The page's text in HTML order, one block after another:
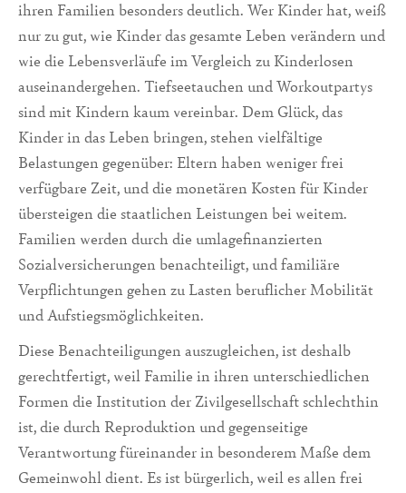
ihren Familien besonders deutlich. Wer Kinder hat, weiß
nur zu gut, wie Kinder das gesamte Leben verändern und
wie die Lebensverläufe im Vergleich zu Kinderlosen
auseinandergehen. Tiefseetauchen und Workoutpartys
sind mit Kindern kaum vereinbar. Dem Glück, das
Kinder in das Leben bringen, stehen vielfältige
Belastungen gegenüber: Eltern haben weniger frei
verfügbare Zeit, und die monetären Kosten für Kinder
übersteigen die staatlichen Leistungen bei weitem.
Familien werden durch die umlagefinanzierten
Sozialversicherungen benachteiligt, und familiäre
Verpflichtungen gehen zu Lasten beruflicher Mobilität
und Aufstiegsmöglichkeiten.
Diese Benachteiligungen auszugleichen, ist deshalb
gerechtfertigt, weil Familie in ihren unterschiedlichen
Formen die Institution der Zivilgesellschaft schlechthin
ist, die durch Reproduktion und gegenseitige
Verantwortung füreinander in besonderem Maße dem
Gemeinwohl dient. Es ist bürgerlich, weil es allen frei